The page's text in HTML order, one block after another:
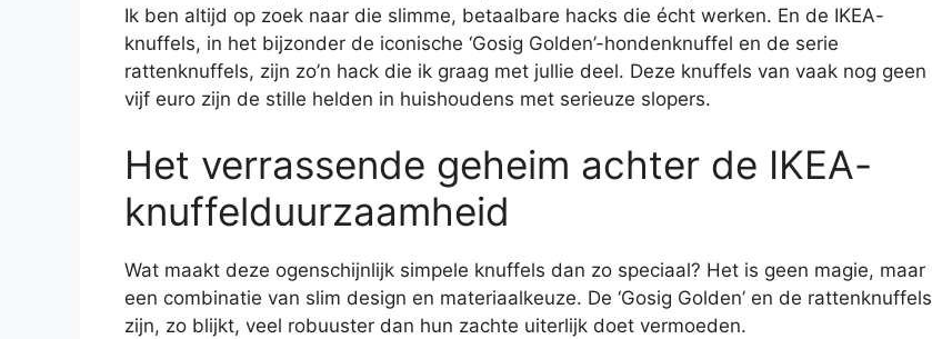
Ik ben altijd op zoek naar die slimme, betaalbare hacks die écht werken. En de IKEA-
knuffels, in het bijzonder de iconische ‘Gosig Golden’-hondenknuffel en de serie
rattenknuffels, zijn zo’n hack die ik graag met jullie deel. Deze knuffels van vaak nog geen
vijf euro zijn de stille helden in huishoudens met serieuze slopers.
Het verrassende geheim achter de IKEA-
knuffelduurzaamheid
Wat maakt deze ogenschijnlijk simpele knuffels dan zo speciaal? Het is geen magie, maar
een combinatie van slim design en materiaalkeuze. De ‘Gosig Golden’ en de rattenknuffels
zijn, zo blijkt, veel robuuster dan hun zachte uiterlijk doet vermoeden.